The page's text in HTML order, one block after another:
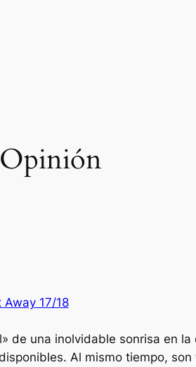
de una inolvidable sonrisa en
Al mismo tiempo,